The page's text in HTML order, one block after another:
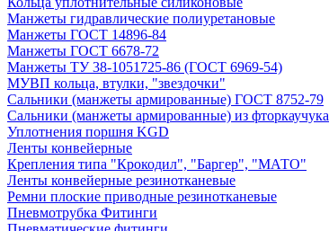
Манжеты гидравлические полиуретановые
Манжеты ГОСТ 14896-84
Манжеты ГОСТ 6678-72
Манжеты ТУ 38-1051725-86 (ГОСТ 6969-54)
МУВП кольца, втулки, "звездочки"
Сальники (манжеты армированные) ГОСТ 8752-79
Сальники (манжеты армированные) из фторкаучука
Уплотнения поршня KGD
Ленты конвейерные
Крепления типа "Крокодил", "Баргер", "МАТО"
Ленты конвейерные резинотканевые
Ремни плоские приводные резинотканевые
Пневмотрубка Фитинги